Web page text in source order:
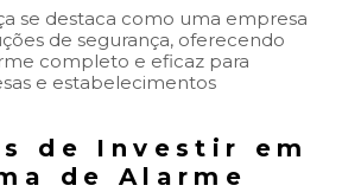
se destaca como uma empresa
de segurança, oferecendo
completo e eficaz para
e estabelecimentos
de Investir em
de Alarme